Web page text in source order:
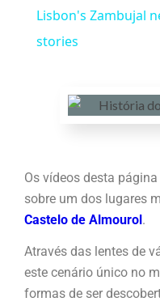
Lisbon's Zambujal
stories
Os vídeos desta
sobre um dos lugares
Castelo de Almourol.
Através das lentes de
este cenário único no
formas de ser